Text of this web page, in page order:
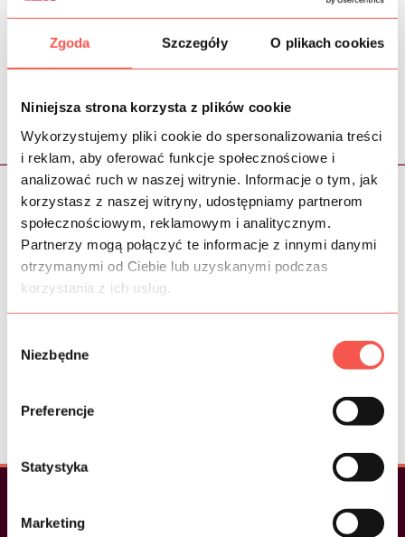
Zgoda Szczegóły O plikach cookies
Niniejsza strona korzysta z plików cookie
Wykorzystujemy pliki cookie do spersonalizowania treści
i reklam, aby oferować funkcje społecznościowe i
analizować ruch w naszej witrynie. Informacje o tym, jak
korzystasz z naszej witryny, udostępniamy partnerom
społecznościowym, reklamowym i analitycznym.
Partnerzy mogą połączyć te informacje z innymi danymi
otrzymanymi od Ciebie lub uzyskanymi podczas
korzystania z ich usług.
zgody
Niezbędne
Preferencje
Statystyka
Marketing
< poprzednia
Klienci, którzy nam zaufali
Szybki dostęp